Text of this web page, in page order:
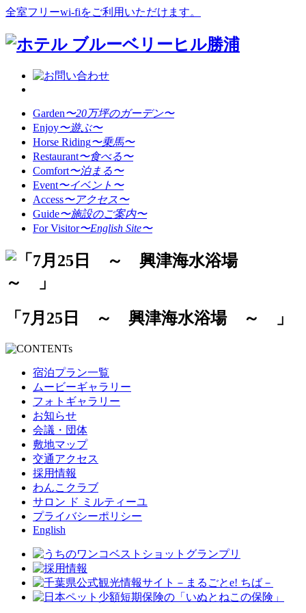
全室フリーwi-fiをご利用いただけます。
Garden〜20万坪のガーデン〜
Enjoy〜遊ぶ〜
Horse Riding〜乗馬〜
Restaurant〜食べる〜
Comfort〜泊まる〜
Event〜イベント〜
Access〜アクセス〜
Guide〜施設のご案内〜
For Visitor〜English Site〜
「7月25日 ～ 興津海水浴場 ～ 」
宿泊プラン一覧
ムービーギャラリー
フォトギャラリー
お知らせ
会議・団体
敷地マップ
交通アクセス
採用情報
わんこクラブ
サロン ド ミルティーユ
プライバシーポリシー
English